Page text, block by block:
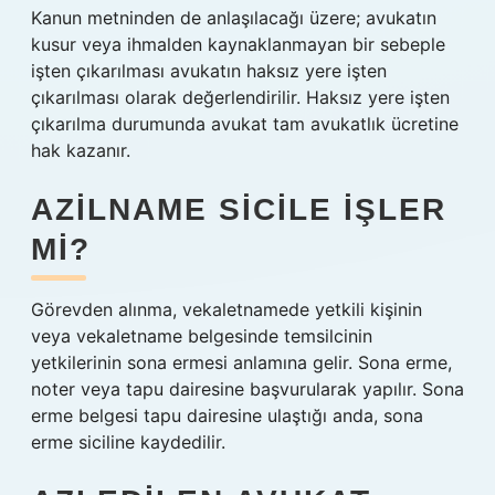
Kanun metninden de anlaşılacağı üzere; avukatın
kusur veya ihmalden kaynaklanmayan bir sebeple
işten çıkarılması avukatın haksız yere işten
çıkarılması olarak değerlendirilir. Haksız yere işten
çıkarılma durumunda avukat tam avukatlık ücretine
hak kazanır.
AZILNAME SICILE IŞLER
MI?
Görevden alınma, vekaletnamede yetkili kişinin
veya vekaletname belgesinde temsilcinin
yetkilerinin sona ermesi anlamına gelir. Sona erme,
noter veya tapu dairesine başvurularak yapılır. Sona
erme belgesi tapu dairesine ulaştığı anda, sona
erme siciline kaydedilir.